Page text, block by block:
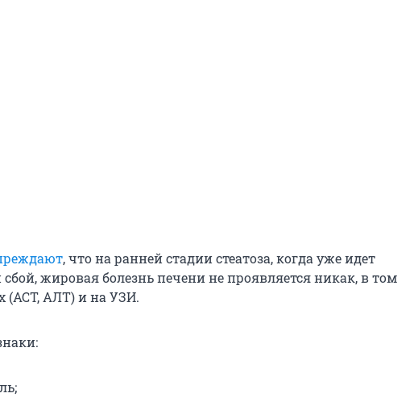
, что на ранней стадии стеатоза, когда уже идет
жировая болезнь печени не проявляется никак, в том
(АСТ, АЛТ) и на УЗИ.